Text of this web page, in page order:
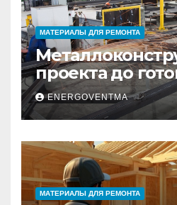
МАТЕРИАЛЫ ДЛЯ РЕМОНТА
проекта до
изделия –
практический
ENERGOVENTMA
МАТЕРИАЛЫ ДЛЯ РЕМОНТА